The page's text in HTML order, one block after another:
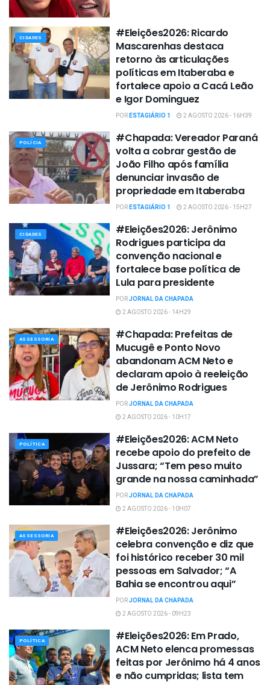
CIDADES
#Eleições2026: Ricardo
Mascarenhas destaca
retorno às articulações
políticas em Itaberaba e
fortalece apoio a Cacá Leão
e Igor Dominguez
PORESTAGIÁRIO 1 2 AGOSTO 2026 - 16H39
POLÍCIA
#Chapada: Vereador Paraná
volta a cobrar gestão de
João Filho após família
denunciar invasão de
propriedade em Itaberaba
PORESTAGIÁRIO 1 2 AGOSTO 2026 - 15H27
CIDADES
#Eleições2026: Jerônimo
Rodrigues participa da
convenção nacional e
fortalece base política de
Lula para presidente
PORJORNAL DA CHAPADA
2 AGOSTO 2026 - 14H29
ASSESSORIA
#Chapada: Prefeitas de
Mucugê e Ponto Novo
abandonam ACM Neto e
declaram apoio à reeleição
de Jerônimo Rodrigues
PORJORNAL DA CHAPADA
2 AGOSTO 2026 - 10H17
POLÍTICA
#Eleições2026: ACM Neto
recebe apoio do prefeito de
Jussara; “Tem peso muito
grande na nossa caminhada”
PORJORNAL DA CHAPADA
2 AGOSTO 2026 - 10H07
ASSESSORIA
#Eleições2026: Jerônimo
celebra convenção e diz que
foi histórico receber 30 mil
pessoas em Salvador; “A
Bahia se encontrou aqui”
PORJORNAL DA CHAPADA
2 AGOSTO 2026 - 09H23
POLÍTICA
#Eleições2026: Em Prado,
ACM Neto elenca promessas
feitas por Jerônimo há 4 anos
e não cumpridas; lista tem